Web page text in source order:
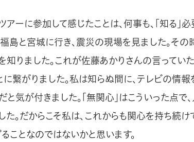
アーに参加して感じたことは、何事も、｢知る｣
島と宮城に行き、震災の現場を見ました。その
知りました。これが佐藤あかりさんの言ってい
に繋がりました。私は知らぬ間に、テレビの情
と気が付きました。｢無関心｣はこういった点で
。だからこそ私は、これからも関心を持ち続け
ことなのではないかと思います。